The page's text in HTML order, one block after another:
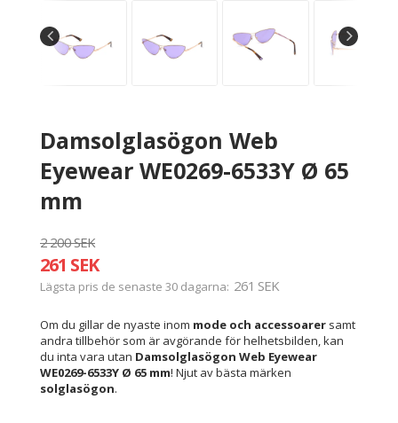
Damsolglasögon Web
Eyewear WE0269-6533Y Ø 65
mm
2 200 SEK
261 SEK
Lägsta pris de senaste 30 dagarna 261 SEK
Om du gillar de nyaste inom mode och accessoarer samt
andra tillbehör som är avgörande för helhetsbilden, kan
du inta vara utan Damsolglasögon Web Eyewear
WE0269-6533Y Ø 65 mm! Njut av bästa märken
solglasögon.